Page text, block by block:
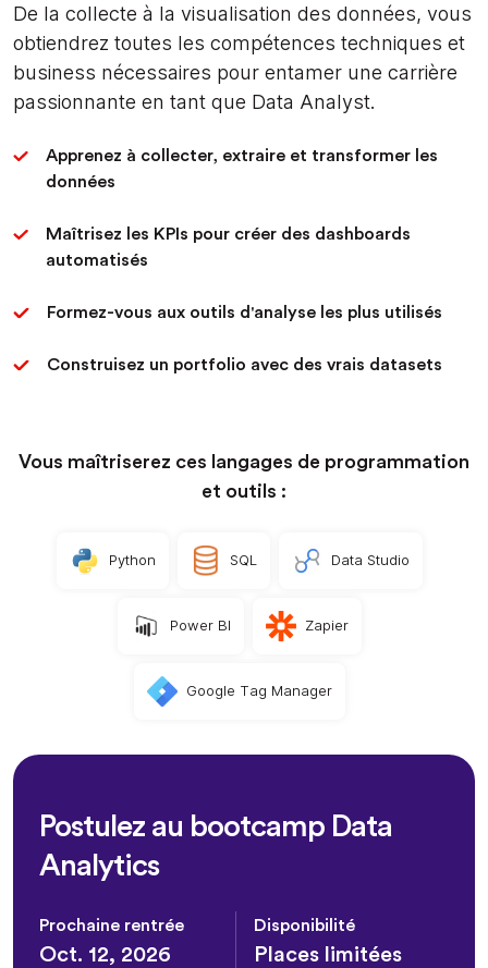
De la collecte à la visualisation des données, vous
obtiendrez toutes les compétences techniques et
business nécessaires pour entamer une carrière
passionnante en tant que Data Analyst.
Apprenez à collecter, extraire et transformer les
données
Maîtrisez les KPIs pour créer des dashboards
automatisés
Formez-vous aux outils d'analyse les plus utilisés
Construisez un portfolio avec des vrais datasets
Vous maîtriserez ces langages de programmation
et outils :
Python SQL Data Studio
Power BI Zapier
Google Tag Manager
Postulez au bootcamp Data
Analytics
Prochaine rentrée
Oct. 12, 2026
Disponibilité
Places limitées